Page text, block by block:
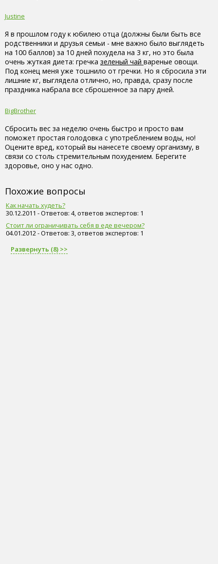
Justine
Я в прошлом году к юбилею отца (должны были быть все
родственники и друзья семьи - мне важно было выглядеть
на 100 баллов) за 10 дней похудела на 3 кг, но это была
очень жуткая диета: гречка зеленый чай вареные овощи.
Под конец меня уже тошнило от гречки. Но я сбросила эти
лишние кг, выглядела отлично, но, правда, сразу после
праздника набрала все сброшенное за пару дней.
BigBrother
Сбросить вес за неделю очень быстро и просто вам
поможет простая голодовка с употреблением воды, но!
Оцените вред, который вы нанесете своему организму, в
связи со столь стремительным похудением. Берегите
здоровье, оно у нас одно.
Похожие вопросы
Как начать худеть?
30.12.2011 - Ответов: 4, ответов экспертов: 1
Стоит ли ограничивать себя в еде вечером?
04.01.2012 - Ответов: 3, ответов экспертов: 1
Развернуть (8) >>